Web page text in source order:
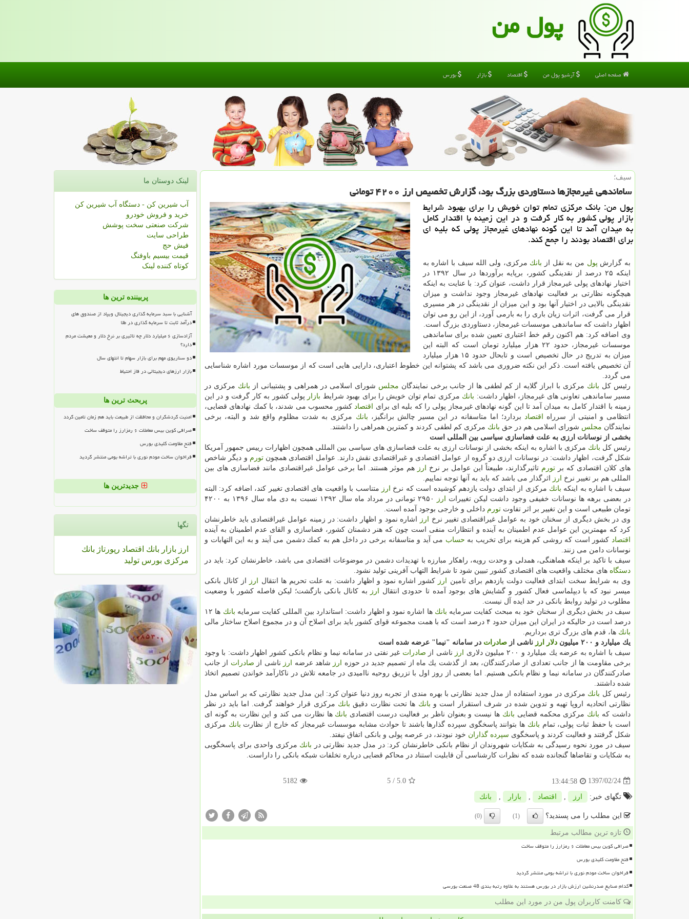
پول من
صفحه اصلی آرشیو پول من اقتصاد بازار بورس
سیف؛
ساماندهی غیرمجازها دستاوردی بزرگ بود، گزارش تخصیص ارز ۴۲۰۰ تومانی
پول من: بانك مركزی تمام توان خویش را برای بهبود شرایط
بازار پولی كشور به كار گرفت و در این زمینه با اقتدار كامل
به میدان آمد تا این گونه نهادهای غیرمجاز پولی كه بلیه ای
برای اقتصاد بودند را جمع كند.
به گزارش پول من به نقل از بانك مركزی، ولی الله سیف با اشاره به
اینكه ۲۵ درصد از نقدینگی كشور، برپایه برآوردها در سال ۱۳۹۲ در
اختیار نهادهای پولی غیرمجاز قرار داشت، عنوان كرد: با عنایت به اینكه
هیچگونه نظارتی بر فعالیت نهادهای غیرمجاز وجود نداشت و میزان
نقدینگی بالایی در اختیار آنها بود و این میزان از نقدینگی در هر مسیری
قرار می گرفت، اثرات زیان باری را به بارمی آورد، از این رو می توان
اظهار داشت كه ساماندهی موسسات غیرمجاز، دستاوردی بزرگ است.
وی اضافه كرد: هم اكنون رقم خط اعتباری تعیین شده برای ساماندهی
موسسات غیرمجاز، حدود ۲۲ هزار میلیارد تومان است كه البته این
میزان به تدریج در حال تخصیص است و تابحال حدود ۱۵ هزار میلیارد
آن تخصیص یافته است. ذكر این نكته ضروری می باشد كه پشتوانه این خطوط اعتباری، دارایی هایی است كه از موسسات مورد اشاره شناسایی
می گردد.
رئیس كل بانك مركزی با ابراز گلایه از كم لطفی ها از جانب برخی نمایندگان مجلس شورای اسلامی در همراهی و پشتیبانی از بانك مركزی در
مسیر ساماندهی تعاونی های غیرمجاز، اظهار داشت: بانك مركزی تمام توان خویش را برای بهبود شرایط بازار پولی كشور به كار گرفت و در این
زمینه با اقتدار كامل به میدان آمد تا این گونه نهادهای غیرمجاز پولی را كه بلیه ای برای
اقتصادكشور محسوب می شدند، با كمك نهادهای قضایی،
انتظامی و امنیتی از سرراه
اقتصادبردارد؛ اما متاسفانه در این مسیر چالش برانگیز، بانك مركزی به شدت مظلوم واقع شد و البته، برخی
نمایندگان مجلس شورای اسلامی هم در حق بانك مركزی كم لطفی كردند و كمترین همراهی را داشتند.
بخشی از نوسانات ارزی به علت فضاسازی سیاسی بین المللی است
رئیس كل بانك مركزی با اشاره به اینكه بخشی از نوسانات ارزی به علت فضاسازی های سیاسی بین المللی همچون اظهارات رییس جمهور آمریكا
شكل گرفت، اظهار داشت: در نوسانات ارزی دو گروه از عوامل اقتصادی و غیراقتصادی نقش دارند. عوامل اقتصادی همچونتورم و دیگر شاخص
های كلان اقتصادی كه بر تورم تاثیرگذارند، طبیعتاً این عوامل بر نرخ ارز هم موثر هستند. اما برخی عوامل غیراقتصادی مانند فضاسازی های بین
المللی هم بر تغییر نرخ
ارز
اثرگذار می باشد كه باید به آنها توجه نماییم.
سیف با اشاره به اینكه بانك مركزی از ابتدای دولت یازدهم كوشیده است كه نرخ ارز متناسب با واقعیت های اقتصادی تغییر كند، اضافه كرد: البته
در بعضی برهه ها نوسانات خفیفی وجود داشت لیكن تغییرات
ارز
۲۹۵۰ تومانی در مرداد ماه سال ۱۳۹۲ نسبت به دی ماه سال ۱۳۹۶ به ۴۲۰۰
تومان طبیعی است و این تغییر بر اثر تفاوت تورم داخلی و خارجی بوجود آمده است.
وی در بخش دیگری از سخنان خود به عوامل غیراقتصادی تغییر نرخ
ارز
اشاره نمود و اظهار داشت: در زمینه عوامل غیراقتصادی باید خاطرنشان
كرد كه مهمترین این عوامل عدم اطمینان به آینده و انتظارات منفی است چون كه هنر دشمنان كشور، فضاسازی و القای عدم اطمینان به آینده
اقتصادكشور است كه روشی كم هزینه برای تخریب به حساب می آید و متاسفانه برخی در داخل هم به كمك دشمن می آیند و به این التهابات و
نوسانات دامن می زنند.
سیف با تاكید بر اینكه هماهنگی، همدلی و وحدت رویه، راهكار مبارزه با تهدیدات دشمن در موضوعات اقتصادی می باشد، خاطرنشان كرد: باید در
دستگاه های مختلف واقعیت های اقتصادی كشور تبیین شود تا شرایط التهاب آفرینی تولید نشود.
وی به شرایط سخت ابتدای فعالیت دولت یازدهم برای تامین
ارز كشور اشاره نمود و اظهار داشت: به علت تحریم ها انتقال ارز
از كانال بانكی
میسر نبود كه با دیپلماسی فعال كشور و گشایش های بوجود آمده تا حدودی انتقال
ارز
به كانال بانكی بازگشت؛ لیكن فاصله كشور با وضعیت
مطلوب در تولید روابط بانكی در حد ایده آل نیست.
سیف در بخش دیگری از سخنان خود به مبحث كفایت سرمایه بانك ها اشاره نمود و اظهار داشت: استاندارد بین المللی كفایت سرمایه بانك
ها ۱۲
درصد است در حالیكه در ایران این میزان حدود ۴ درصد است كه با همت مجموعه قوای كشور باید برای اصلاح آن و در مجموع اصلاح ساختار مالی
بانك ها، قدم های بزرگ تری برداریم.
یك میلیارد و ۲۰۰ میلیون
دلار ارز ناشی از صادرات در سامانه "نیما" عرضه شده است
سیف با اشاره به عرضه یك میلیارد و ۲۰۰ میلیون دلاری
ارز ناشی از صادرات غیر نفتی در سامانه نیما و نظام بانكی كشور اظهار داشت: با وجود
برخی مقاومت ها از جانب تعدادی از صادركنندگان، بعد از گذشت یك ماه از تصمیم جدید در حوزه
ارز شاهد عرضه ارز ناشی از صادرات از جانب
صادركنندگان در سامانه نیما و نظام بانكی هستیم. اما بعضی از روز اول با تزریق روحیه ناامیدی در جامعه تلاش در ناكارآمد خواندن تصمیم اتخاذ
شده داشتند.
رئیس كل بانك مركزی در مورد استفاده از مدل جدید نظارتی با بهره مندی از تجربه روز دنیا عنوان كرد: این مدل جدید نظارتی كه بر اساس مدل
نظارتی اتحادیه اروپا تهیه و تدوین شده در شرف استقرار است و بانك ها تحت نظارت دقیق بانك مركزی قرار خواهند گرفت. اما باید در نظر
داشت كه بانك مركزی محكمه قضایی بانك ها نیست و بعنوان ناظر بر فعالیت درست اقتصادی بانك ها نظارت می كند و این نظارت به گونه ای
است با حفظ ثبات پولی، تمام بانك ها بتوانند پاسخگوی سپرده گذارها باشند تا حوادث مشابه موسسات غیرمجاز كه خارج از نظارت بانك مركزی
شكل گرفتند و فعالیت كردند و پاسخگوی سپرده گذاران خود نبودند، در عرصه پولی و بانكی اتفاق نیفتد.
سیف در مورد نحوه رسیدگی به شكایات شهروندان از نظام بانكی خاطرنشان كرد: در مدل جدید نظارتی در بانك مركزی واحدی برای پاسخگویی
به شكایات و تقاضاها گنجانده شده كه نظرات كارشناسی آن قابلیت استناد در محاكم قضایی درباره تخلفات شبكه بانكی را داراست.
1397/02/24
13:44:58
5.0
/ 5
5182
تگهای خبر: ارز اقتصاد بازار بانك
این مطلب را می پسندید؟ (1)
(0)
تازه ترین مطالب مرتبط
صرافی کوین بیس معاملات ۶ رمزارز را متوقف ساخت
فتح مقاومت کلیدی بورس
فراخوان ساخت مودم نوری با تراشه بومی منتشر گردید
کدام صنایع صدرنشین ارزش بازار در بورس هستند به علاوه رتبه بندی 48 صنعت بورسی
کامنت کاربران پول من در مورد این مطلب
لینک دوستان ما
آب شیرین کن - دستگاه آب شیرین کن
خرید و فروش خودرو
شرکت صنعتی سخت پوشش
طراحی سایت
فیش حج
قیمت بیسیم باوفنگ
کوتاه کننده لینک
پربیننده ترین ها
آشنایی با سبد سرمایه گذاری دیجیتال ویپاد از صندوق های
درآمد ثابت تا سرمایه گذاری در طلا
آزادسازی ۶ میلیارد دلار چه تاثیری بر نرخ دلار و معیشت مردم
دارد؟
دو سناریوی مهم برای بازار سهام تا انتهای سال
بازار ارزهای دیجیتالی در فاز احتیاط
پربحث ترین ها
امنیت گردشگران و محافظت از طبیعت باید هم زمان تامین گردد
صرافی کوین بیس معاملات ۶ رمزارز را متوقف ساخت
فتح مقاومت کلیدی بورس
فراخوان ساخت مودم نوری با تراشه بومی منتشر گردید
جدیدترین ها
تگها
ارز بازار بانك اقتصاد رپورتاژ بانك
مركزی بورس تولید